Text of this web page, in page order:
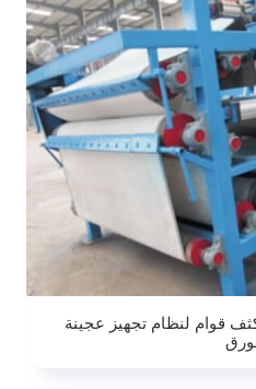
قوام لنظام تجهيز عجينة